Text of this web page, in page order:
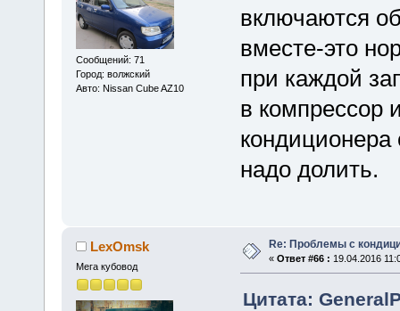
Сообщений: 71
Город: волжский
Авто: Nissan Cube AZ10
включаются
вместе-это
при каждой
в компрессор
кондиционера
надо долить.
LexOmsk
Мега кубовод
Re: Проблемы с
« Ответ #66 : 19.04.2016
Цитата: